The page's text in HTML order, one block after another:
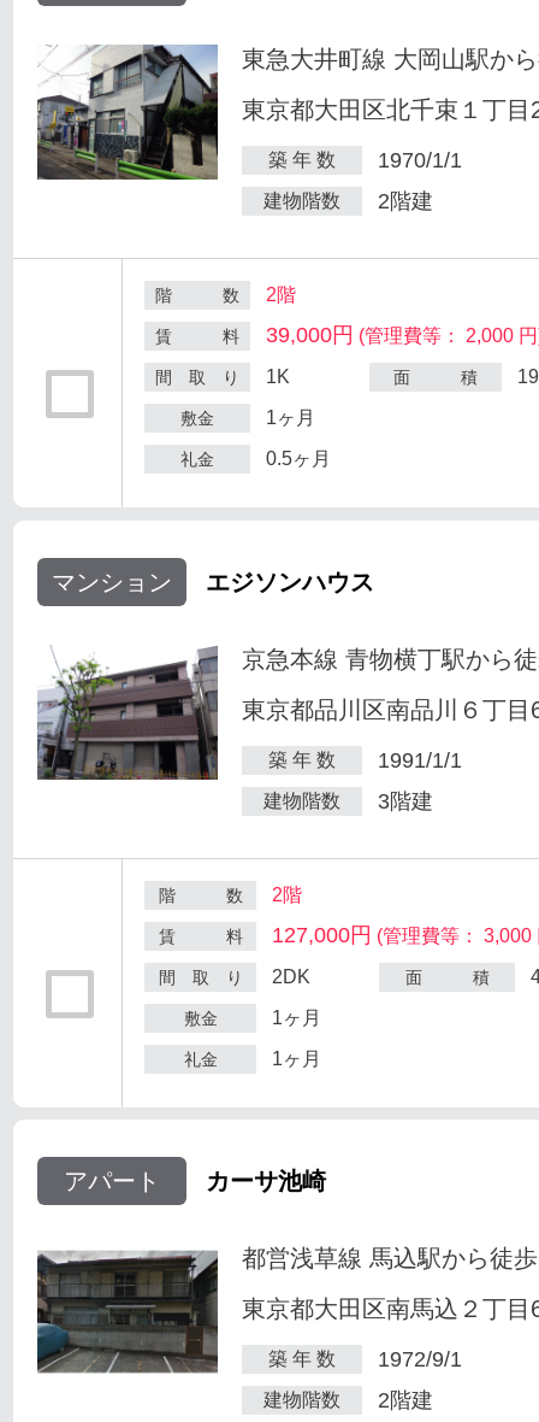
東急大井町線 大岡山駅か
東京都大田区北千束１丁目
築 年 数 1970/1/1
建物階数 2階建
階 数 2階
賃 料 39,000円 (管理費等： 2,000
間 取 り 1K 面 積
敷金 1ヶ月
礼金 0.5ヶ月
マンション エジソンハウス
京急本線 青物横丁駅から
東京都品川区南品川６丁目
築 年 数 1991/1/1
建物階数 3階建
階 数 2階
賃 料 127,000円 (管理費等： 3,000
間 取 り 2DK 面 積
敷金 1ヶ月
礼金 1ヶ月
アパート カーサ池崎
都営浅草線 馬込駅から徒
東京都大田区南馬込２丁目
築 年 数 1972/9/1
建物階数 2階建